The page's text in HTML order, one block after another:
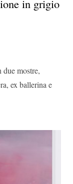
in grigio
mostre,
ex ballerina e